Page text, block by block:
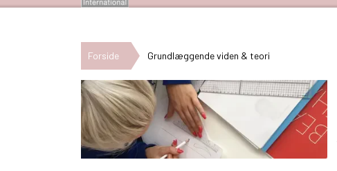
Forside Grundlæggende viden & teori